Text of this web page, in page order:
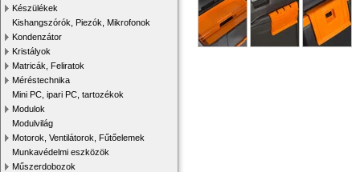
Készülékek
Kishangszórók, Piezók, Mikrofonok
Kondenzátor
Kristályok
Matricák, Feliratok
Méréstechnika
Mini PC, ipari PC, tartozékok
Modulok
Modulvilág
Motorok, Ventilátorok, Fűtőelemek
Munkavédelmi eszközök
Műszerdobozok